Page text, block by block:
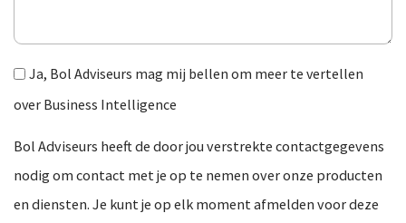
Ja, Bol Adviseurs mag mij bellen om meer te vertellen
over Business Intelligence
Bol Adviseurs heeft de door jou verstrekte contactgegevens
nodig om contact met je op te nemen over onze producten
en diensten. Je kunt je op elk moment afmelden voor deze